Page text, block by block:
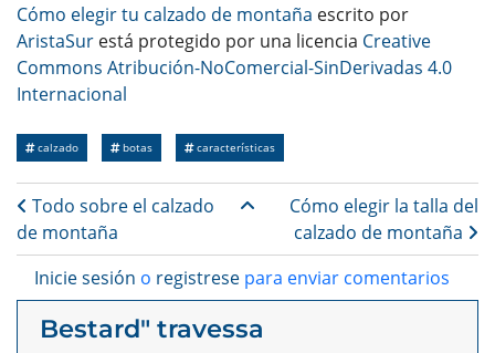
Cómo elegir tu calzado de montaña escrito por
AristaSur está protegido por una licencia Creative
Commons Atribución-NoComercial-SinDerivadas 4.0
Internacional
calzado botas características
Enlaces transversales de
Todo sobre el calzado
de montaña
Cómo elegir la talla del
calzado de montaña
Inicie sesión o registrese para enviar comentarios
Bestard" travessa